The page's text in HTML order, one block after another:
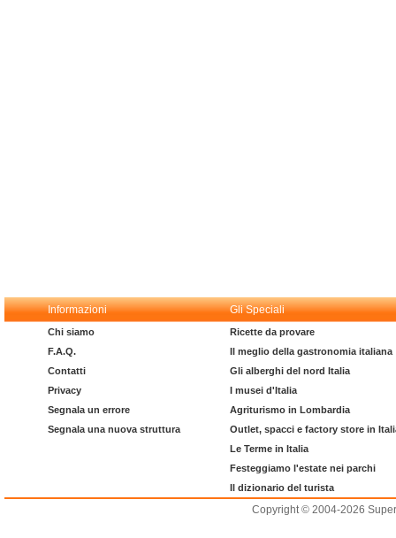
Informazioni Gli Speciali
Chi siamo
F.A.Q.
Contatti
Privacy
Segnala un errore
Segnala una nuova struttura
Ricette da provare
Il meglio della gastronomia italiana
Gli alberghi del nord Italia
I musei d'Italia
Agriturismo in Lombardia
Outlet, spacci e factory store in
Le Terme in Italia
Festeggiamo l'estate nei parchi
Il dizionario del turista
Copyright © 2004-2026